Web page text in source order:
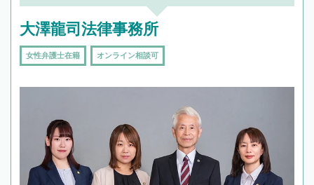
大澤龍司法律事務所
女性弁護士在籍 オンライン相談可